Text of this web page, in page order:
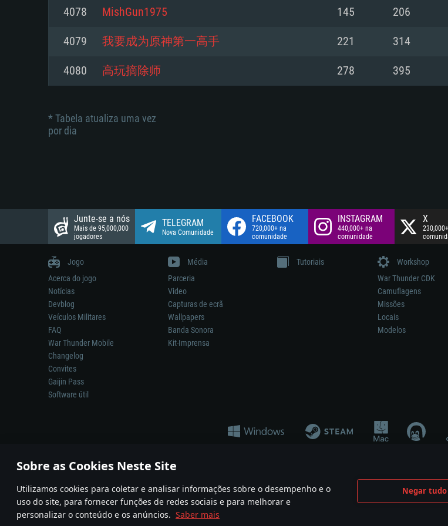
Sobre as Cookies Neste Site
Utilizamos cookies para coletar e analisar informações sobre o desempenho e o
uso do site, para fornecer funções de redes sociais e para melhorar e
personalizar o conteúdo e os anúncios. Saber mais
Negar tudo
Disco: 23,1 GB
Network: Internet de banda larga.
Disco: 21,5 GB
Disco:
Network: Internet de banda larga.
Disco: 21,5 GB
Disco:
4078 MishGun1975 145 206
4079 我要成为原神第一高手 221 314
4080 高玩摘除师 278 395
* Tabela atualiza uma vez
por dia
Junte-se a nós
Mais de 95,000,000
jogadores
TELEGRAM
Nova Comunidade
FACEBOOK
720,000+ na
comunidade
INSTAGRAM
440,000+ na
comunidade
X
Jogo
Acerca do jogo
Notícias
Devblog
Veículos Militares
FAQ
War Thunder Mobile
Changelog
Convites
Gaijin Pass
Software útil
Média
Parceria
Video
Capturas de ecrã
Wallpapers
Banda Sonora
Kit-Imprensa
Tutoriais
Workshop
War Thunder CDK
Camuflagens
Missões
Locais
Modelos
A reprodução de qualquer sistema de armas ou veículo neste jogo não significa participação no desenvolvimento,
© 2011—2026 Gaijin Games Kft. All trademarks, logos and brand names are the property of their respective owners.
Termos e condições Termos de Serviço